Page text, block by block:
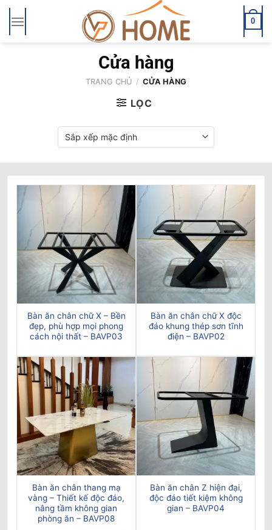
Bỏ
qua
nội
0
Cửa hàng
TRANG CHỦ / CỬA HÀNG
LỌC
Bàn ăn chân chữ X – Bền
đẹp, phù hợp mọi phong
cách nội thất – BAVP03
Bàn ăn chân chữ X độc
đáo khung thép sơn tĩnh
điện – BAVP02
Bàn ăn chân thang mạ
vàng – Thiết kế độc đáo,
nâng tầm không gian
phòng ăn – BAVP08
Bàn ăn chân Z hiện đại,
độc đáo tiết kiệm không
gian – BAVP04